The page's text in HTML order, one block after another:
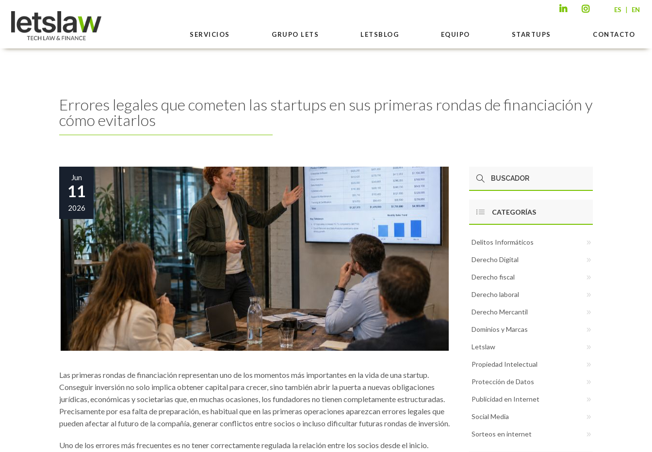
ES | EN
SERVICIOS GRUPO LETS LETSBLOG EQUIPO STARTUPS CONTACTO
Errores legales que cometen las startups en sus primeras rondas de financiación y
cómo evitarlos
Jun
11
2026
Las primeras rondas de financiación representan uno de los momentos más importantes en la vida de una startup.
Conseguir inversión no solo implica obtener capital para crecer, sino también abrir la puerta a nuevas obligaciones
jurídicas, económicas y societarias que, en muchas ocasiones, los fundadores no tienen completamente estructuradas.
Precisamente por esa falta de preparación, es habitual que en las primeras operaciones aparezcan errores legales que
pueden afectar al futuro de la compañía, generar conflictos entre socios o incluso dificultar futuras rondas de inversión.
Uno de los errores más frecuentes es no tener correctamente regulada la relación entre los socios desde el inicio.
CATEGORÍAS
Delitos Informáticos
Derecho Digital
Derecho fiscal
Derecho laboral
Derecho Mercantil
Dominios y Marcas
Letslaw
Propiedad Intelectual
Protección de Datos
Publicidad en Internet
Social Media
Sorteos en internet